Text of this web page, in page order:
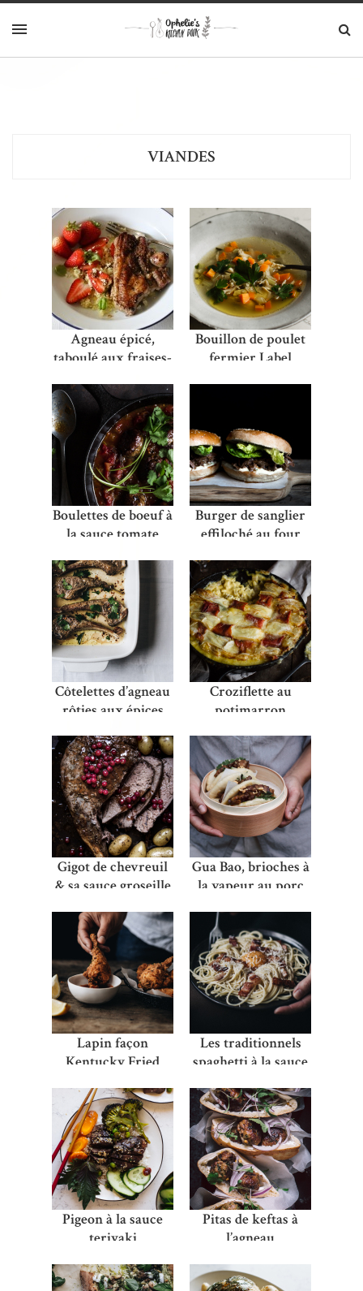
VIANDES
Agneau épicé,
taboulé aux fraises-
Bouillon de poulet
fermier Label
Boulettes de boeuf à
la sauce tomate
Burger de sanglier
effiloché au four
Côtelettes d’agneau
rôties aux épices
Croziflette au
potimarron
Gigot de chevreuil
& sa sauce groseille
Gua Bao, brioches à
la vapeur au porc
Lapin façon
Kentucky Fried
Les traditionnels
spaghetti à la sauce
Pigeon à la sauce
teriyaki
Pitas de keftas à
l’agneau